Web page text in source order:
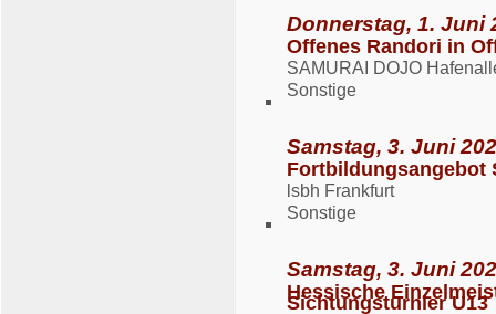
Donnerstag, 1. Juni
Offenes Randori in
SAMURAI DOJO
Sonstige
Samstag, 3. Juni
Fortbildungsangebot
lsbh Frankfurt
Sonstige
Samstag, 3. Juni
Hessische
Sichtungsturnier U13